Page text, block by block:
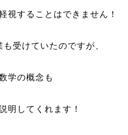
視することはできません！
受けていたのですが、
学の概念も
明してくれます！